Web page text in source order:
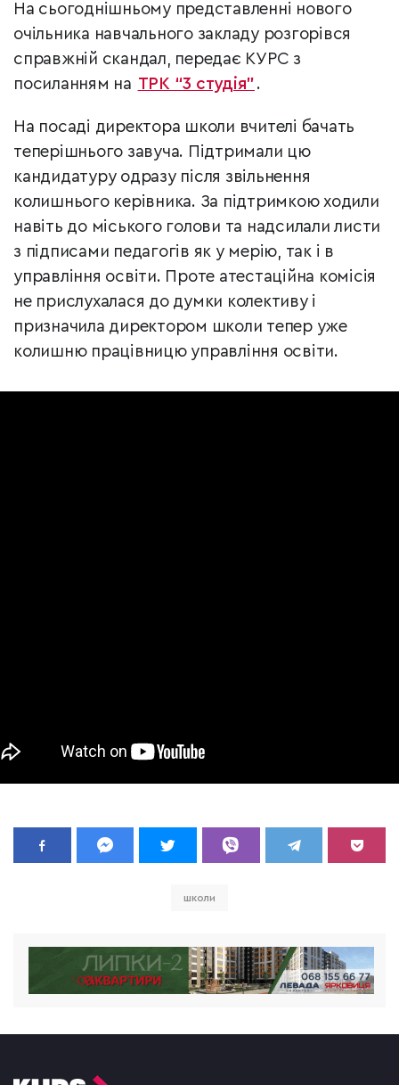
На сьогоднішньому представленні нового
очільника навчального закладу розгорівся
справжній скандал, передає КУРС з
посиланням на ТРК “3 студія” .
На посаді директора школи вчителі бачать
теперішнього завуча. Підтримали цю
кандидатуру одразу після звільнення
колишнього керівника. За підтримкою ходили
навіть до міського голови та надсилали листи
з підписами педагогів як у мерію, так і в
управління освіти. Проте атестаційна комісія
не прислухалася до думки колективу і
призначила директором школи тепер уже
колишню працівницю управління освіти.
школи